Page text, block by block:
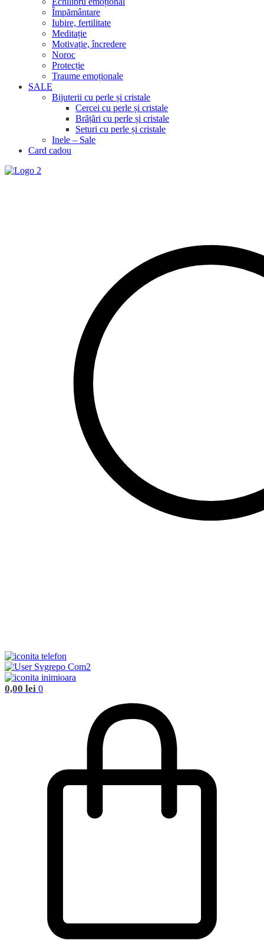
Împământare
Iubire, fertilitate
Meditație
Motivație, încredere
Noroc
Protecție
Traume emoționale
SALE
Bijuterii cu perle și cristale
Cercei cu perle și cristale
Brățări cu perle și cristale
Seturi cu perle și cristale
Inele – Sale
Card cadou
0,00 lei 0